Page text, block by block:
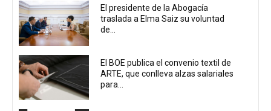
El presidente de la Abogacía
traslada a Elma Saiz su voluntad
de...
El BOE publica el convenio textil de
ARTE, que conlleva alzas salariales
para...